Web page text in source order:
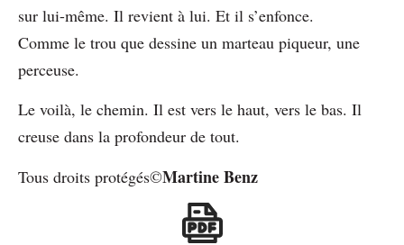
sur lui-même. Il revient à lui. Et il s’enfonce.
Comme le trou que dessine un marteau piqueur, une
perceuse.
Le voilà, le chemin. Il est vers le haut, vers le bas. Il
creuse dans la profondeur de tout.
Tous droits protégés©️Martine Benz